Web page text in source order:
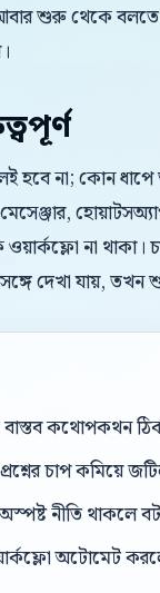
আবার শুরু থেকে
হবে না; কোন
না
দেখা যায়,
বাস্তব কথোপকথন
চাপ কমিয়ে
নীতি থাকলে
অটোমেট